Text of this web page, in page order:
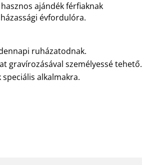
ajándék férfiaknak
évfordulóra.
ruházatodnak.
gravírozásával személyessé tehető.
alkalmakra.